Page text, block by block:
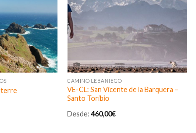
CAMINO LEBANIEGO
VE-CL: San Vicente de la Barquera –
Santo Toribio
Desde:460,00€